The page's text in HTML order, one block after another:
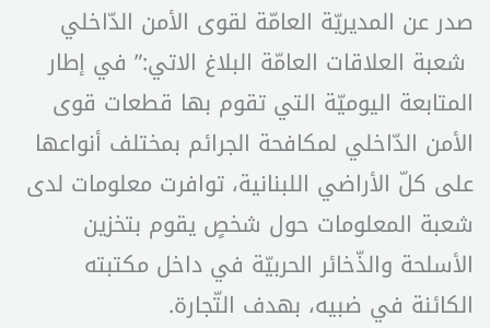
صدر عن المديريّة العامّة لقوى الأمن الدّاخلي
شعبة العلاقات العامّة البلاغ الاتي:” في إطار
المتابعة اليوميّة التي تقوم بها قطعات قوى
الأمن الدّاخلي لمكافحة الجرائم بمختلف أنواعها
على كلّ الأراضي اللبنانية، توافرت معلومات لدى
شعبة المعلومات حول شخصٍ يقوم بتخزين
الأسلحة والذّخائر الحربيّة في داخل مكتبته
الكائنة في ضبيه، بهدف التّجارة.